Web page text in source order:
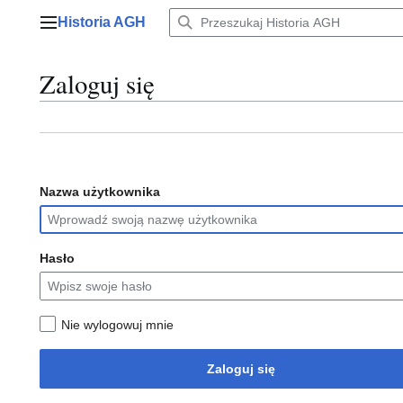
Menu główne
Historia AGH
Zaloguj się
Nazwa użytkownika
Hasło
Nie wylogowuj mnie
Zaloguj się